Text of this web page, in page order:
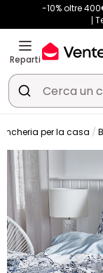
-10% oltre
Reparti
per la casa